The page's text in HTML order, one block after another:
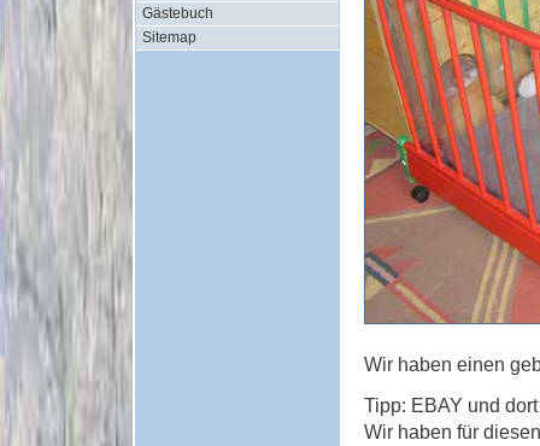
Gästebuch
Sitemap
Wir haben einen
Tipp: EBAY und
Wir haben für